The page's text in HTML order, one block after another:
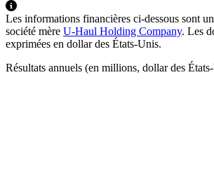
Les informations financières ci-dessous sont
société mère U-Haul Holding Company. Les
exprimées en dollar des États-Unis.
Résultats annuels (en millions, dollar des